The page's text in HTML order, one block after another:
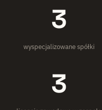
3
wyspecjalizowane spółki
3